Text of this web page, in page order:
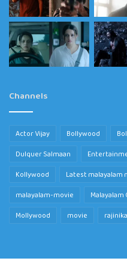
Channels
Actor Vijay Bollywood
Dulquer Salmaan
Kollywood
Latest malayalam
malayalam-movie
Malayalam
Mollywood
movie